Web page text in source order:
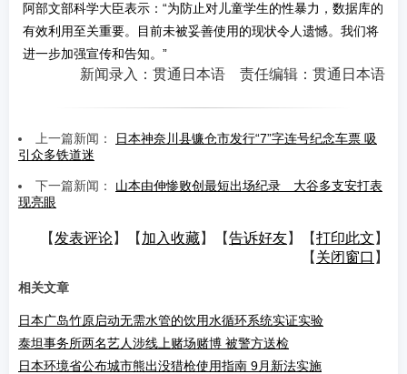
阿部文部科学大臣表示：“为防止对儿童学生的性暴力，数据库的
有效利用至关重要。目前未被妥善使用的现状令人遗憾。我们将
进一步加强宣传和告知。”
新闻录入：贯通日本语 责任编辑：贯通日本语
上一篇新闻：
日本神奈川县镰仓市发行“7”字连号纪念车票 吸
引众多铁道迷
下一篇新闻： 山本由伸惨败创最短出场纪录 大谷多支安打表
现亮眼
【 发表评论】【 加入收藏】【告诉好友】【打印此文 】
【 关闭窗口 】
相关文章
日本广岛竹原启动无需水管的饮用水循环系统实证实验
泰坦事务所两名艺人涉线上赌场赌博 被警方送检
日本环境省公布城市熊出没猎枪使用指南 9月新法实施